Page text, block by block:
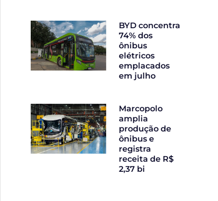
BYD concentra
74% dos
ônibus
elétricos
emplacados
em julho
Marcopolo
amplia
produção de
ônibus e
registra
receita de R$
2,37 bi